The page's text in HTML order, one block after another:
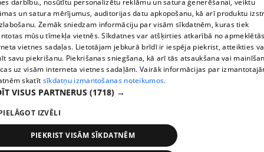
TV programma
Līguma noteikumi
360 Ziņu kontakti
Helio Media
Portāla palīdzības dienests: e-pasts -
All rights reserved.
darbību., nosūtītu personalizētu reklāmu un satura ģenerēšanai, veiktu
un satura mērījumus, auditorijas datu apkopošanu, kā arī produktu
Zemāk sniedzam informāciju par visām sīkdatnēm, kuras tiek
mūsu tīmekļa vietnēs. Sīkdatnes var atšķirties atkarībā no
vietnes sadaļas. Lietotājam jebkurā brīdī ir iespēja piekrist, atteikties
savu piekrišanu. Piekrišanas sniegšana, kā arī tās atsaukšana vai
uz visām interneta vietnes sadaļām. Vairāk informācijas par
skatīt sīkdatņu izmantošanas noteikumos.
VISUS PARTNERUS (1718) →
IZVĒLI
PIEKRIST VISĀM SĪKDATNĒM